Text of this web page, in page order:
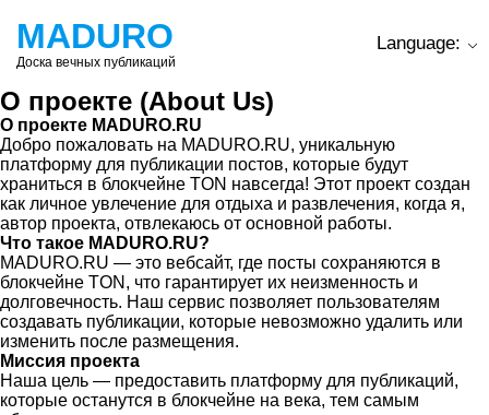
MADURO
Доска вечных публикаций
Language:
О проекте (About Us)
О проекте MADURO.RU
Добро пожаловать на MADURO.RU, уникальную
платформу для публикации постов, которые будут
храниться в блокчейне TON навсегда! Этот проект создан
как личное увлечение для отдыха и развлечения, когда я,
автор проекта, отвлекаюсь от основной работы.
Что такое MADURO.RU?
MADURO.RU — это вебсайт, где посты сохраняются в
блокчейне TON, что гарантирует их неизменность и
долговечность. Наш сервис позволяет пользователям
создавать публикации, которые невозможно удалить или
изменить после размещения.
Миссия проекта
Наша цель — предоставить платформу для публикаций,
которые останутся в блокчейне на века, тем самым